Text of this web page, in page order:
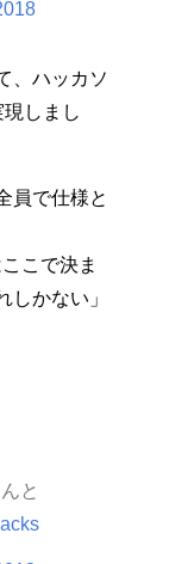
、ハッカソ
しまし
員で仕様と
こで決ま
しかない」
と